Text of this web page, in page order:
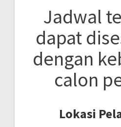
Jadwal
dapat
dengan
calon
Lokasi